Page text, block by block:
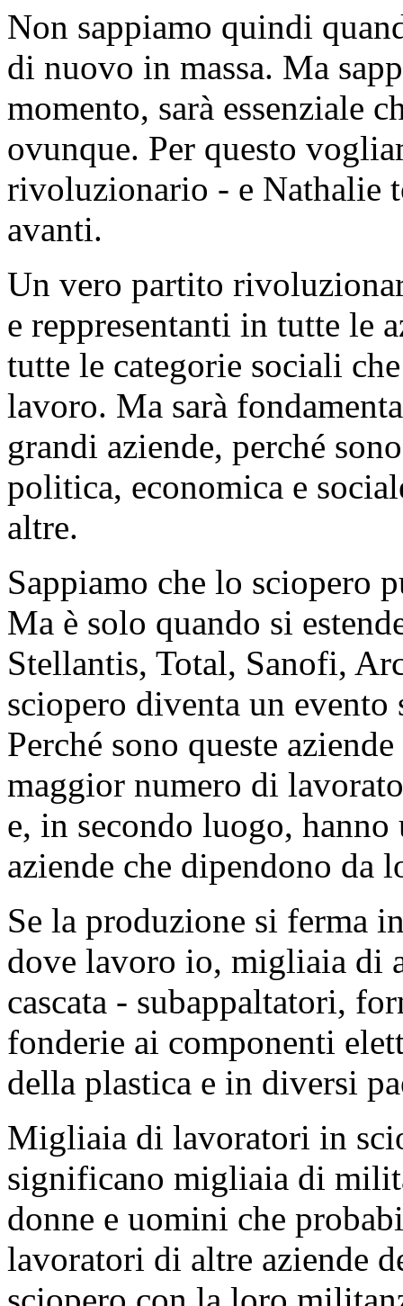
Non sappiamo quindi
di nuovo in massa. Ma
momento, sarà essenziale
ovunque. Per questo
rivoluzionario - e Nathalie
avanti.
Un vero partito
e reppresentanti in tutte le
tutte le categorie sociali
lavoro. Ma sarà
grandi aziende, perché
politica, economica e
altre.
Sappiamo che lo sciopero
Ma è solo quando si
Stellantis, Total, Sanofi,
sciopero diventa un
Perché sono queste
maggior numero di
e, in secondo luogo,
aziende che dipendono da
Se la produzione si ferma
dove lavoro io, migliaia di
cascata - subappaltatori,
fonderie ai componenti
della plastica e in diversi
Migliaia di lavoratori in
significano migliaia di
donne e uomini che
lavoratori di altre aziende